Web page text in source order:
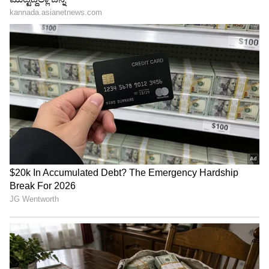
4
Image Credit :X
ತಮ್ಮನ್ನು ತಾವು ಒಂದು ಪ್ರಶ್ನೆ ಕೇಳಿಕೊಳ್ಳಬೇಕು
ಮದುವೆಗೂ ಮುನ್ನ ಮಹಿಳೆಯರು ತಮ್ಮನ್ನು ತಾವು ಒಂದು
ಪ್ರಶ್ನೆ ಕೇಳಿಕೊಳ್ಳಬೇಕು ಎಂದು ಅವರು ಸಲಹೆ ನೀಡಿದ್ದಾರೆ.
ಮದುವೆಯಾಗುವವನು ನಿಮ್ಮನ್ನು ನಿಜವಾಗಿಯೂ ತನ್ನವಳೆಂದು
ಎಂಬ ಪ್ರಶ್ನೆಯನ್ನು ಯೋಚಿಸುವಂತೆ ಹೇಳಿದ್ದಾರೆ.